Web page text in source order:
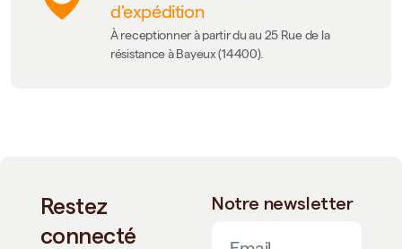
d'expédition
À receptionner à partir du au 25 Rue de la
résistance à Bayeux (14400).
Restez
connecté
Notre newsletter